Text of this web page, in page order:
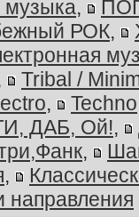
музыка,
РОК,
Tribal /
, Techno
ДАБ, Ой!,
,
,
направления